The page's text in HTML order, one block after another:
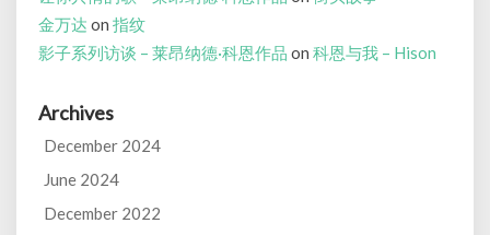
金万达 on 指纹
影子系列访谈 – 莱昂纳德·科恩作品 on 科恩与我 – Hison
Archives
December 2024
June 2024
December 2022